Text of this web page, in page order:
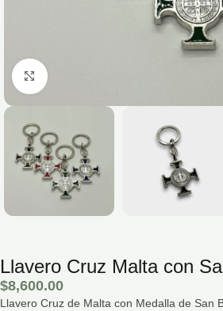
Hacé click para agrandar la imagen
Llavero Cruz Malta con
$8,600.00
Llavero Cruz de Malta con Medalla de San